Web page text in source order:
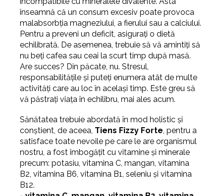
înseamnă că un consum excesiv poate provoca
malabsorbția magneziului, a fierului sau a calciului.
Pentru a preveni un deficit, asigurați o dietă
echilibrată. De asemenea, trebuie să vă amintiți să
nu beți cafea sau ceai la scurt timp după masă.
Are succes? Din păcate, nu. Stresul,
responsabilitățile și puteți enumera atât de multe
activități care au loc în același timp. Este greu să
vă păstrați viața în echilibru, mai ales acum.
Sănătatea trebuie abordată în mod holistic și
conștient, de aceea, Tiens Fizzy Forte, pentru a
satisface toate nevoile pe care le are organismul
nostru, a fost îmbogățit cu vitamine și minerale
precum: potasiu, vitamina C, mangan, vitamina
B2, vitamina B6, vitamina B1, seleniu și vitamina
B12.